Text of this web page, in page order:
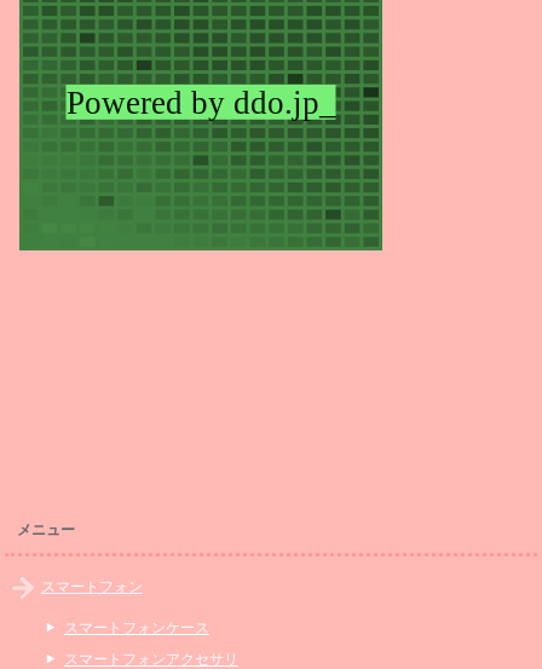
メニュー
スマートフォン
スマートフォンケース
スマートフォンアクセサリ